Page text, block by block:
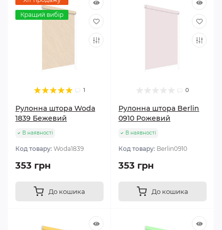
Кращий вибір
1
Рулонна штора Woda
1839 Бежевий
В наявності
Код товару: Woda1839
353 грн
До кошика
0
Рулонна штора Berlin
0910 Рожевий
В наявності
Код товару: Berlin0910
353 грн
До кошика